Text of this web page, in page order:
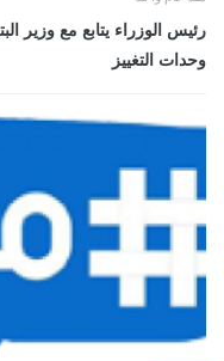
رئيس الوزراء يتابع مع وزير
وحدات التغييز